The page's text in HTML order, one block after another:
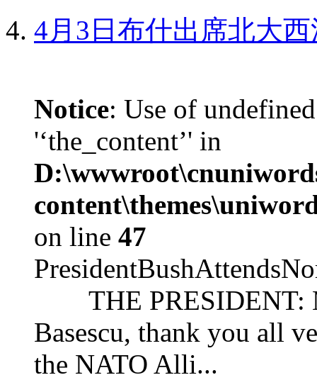
4月3日布什出席北大
Notice: Use of
'‘the_content’' in
on line 47
THE PRESIDENT:
Basescu, thank you all
the NATO Alli...